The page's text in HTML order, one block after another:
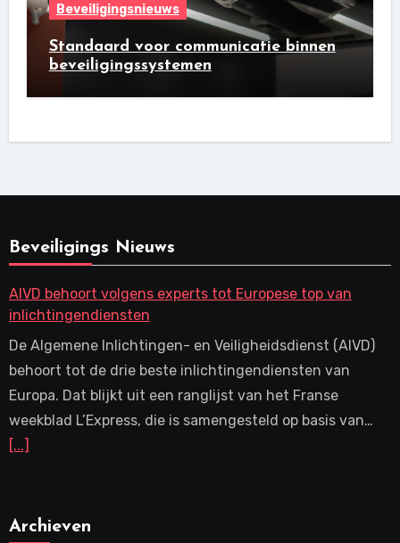
Beveiligingsnieuws
Standaard voor communicatie binnen
beveiligingssystemen
Beveiligings Nieuws
AIVD behoort volgens experts tot Europese top van
inlichtingendiensten
De Algemene Inlichtingen- en Veiligheidsdienst (AIVD)
behoort tot de drie beste inlichtingendiensten van
Europa. Dat blijkt uit een ranglijst van het Franse
weekblad L’Express, die is samengesteld op basis van…
[...]
Archieven